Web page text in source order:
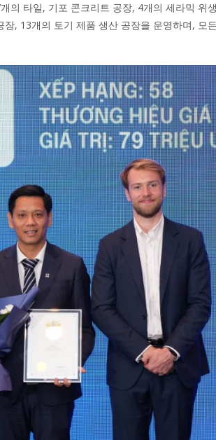
의 타일, 기포 콘크리트 공장, 4개의 세라믹 위
, 13개의 토기 제품 생산 공장을 운영하며, 모